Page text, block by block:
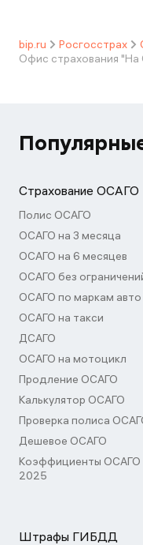
bip.ru Росгосстрах
Офис страхования "На
Страхование ОСАГО
Полис ОСАГО
ОСАГО на 3 месяца
ОСАГО на 6 месяцев
ОСАГО без
ОСАГО по маркам авто
ОСАГО на такси
ДСАГО
ОСАГО на мотоцикл
Продление ОСАГО
Калькулятор ОСАГО
Проверка полиса
Дешевое ОСАГО
Коэффициенты ОСАГО
2025
Штрафы ГИБДД